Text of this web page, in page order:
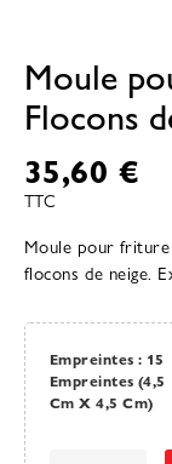
Moule
Flocons
35,60 €
TTC
Moule pour
flocons de neige.
Empreintes : 15
Empreintes (4,5
Cm X 4,5 Cm)